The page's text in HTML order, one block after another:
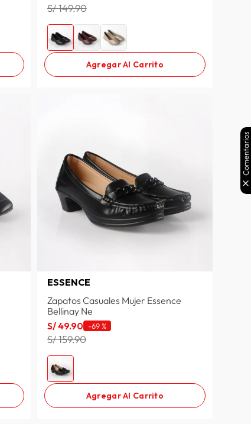
S/ 149.90
Agregar Al Carrito
ESSENCE
Zapatos Casuales Mujer Essence
Bellinay Ne
S/49.90 -69 %
S/ 159.90
Agregar Al Carrito
Comentarios